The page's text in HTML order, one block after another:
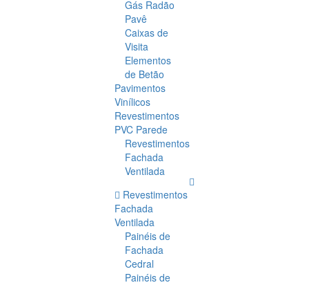
Gás Radão
Pavê
Caixas de
Visita
Elementos
de Betão
Pavimentos
Vinílicos
Revestimentos
PVC Parede
Revestimentos
Fachada
Ventilada
Revestimentos
Fachada
Ventilada
Painéis de
Fachada
Cedral
Painéis de